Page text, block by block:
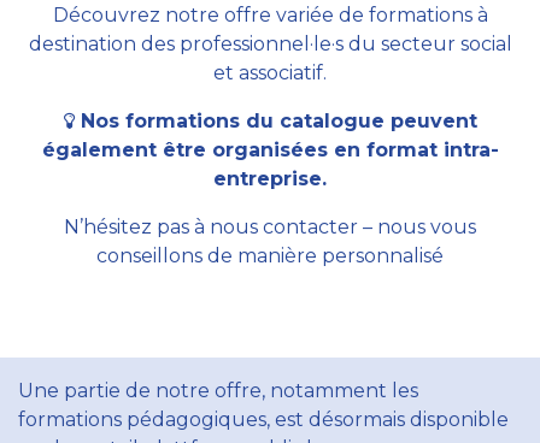
Découvrez notre offre variée de formations à
destination des professionnel·le·s du secteur social
et associatif.
Nos formations du catalogue peuvent
également être organisées en format intra-
entreprise.
N’hésitez pas à nous contacter – nous vous
conseillons de manière personnalisé
Une partie de notre offre, notamment les
formations pédagogiques, est désormais disponible